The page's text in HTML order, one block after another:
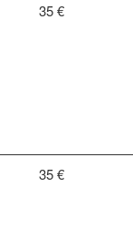
35 €
35 €